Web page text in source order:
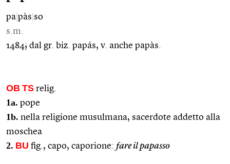
pa pàs so
s.m.
1484; dal gr. biz. papás, v. anche papàs.
OB TS relig.
1a. pope
1b. nella religione musulmana, sacerdote addetto alla
moschea
2. BU fig., capo, caporione: fare il papasso